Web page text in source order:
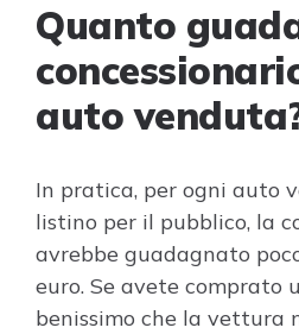
Quanto
auto
In pratica, per ogni auto
listino per il pubblico, la
avrebbe guadagnato
euro. Se avete comprato
benissimo che la vettura